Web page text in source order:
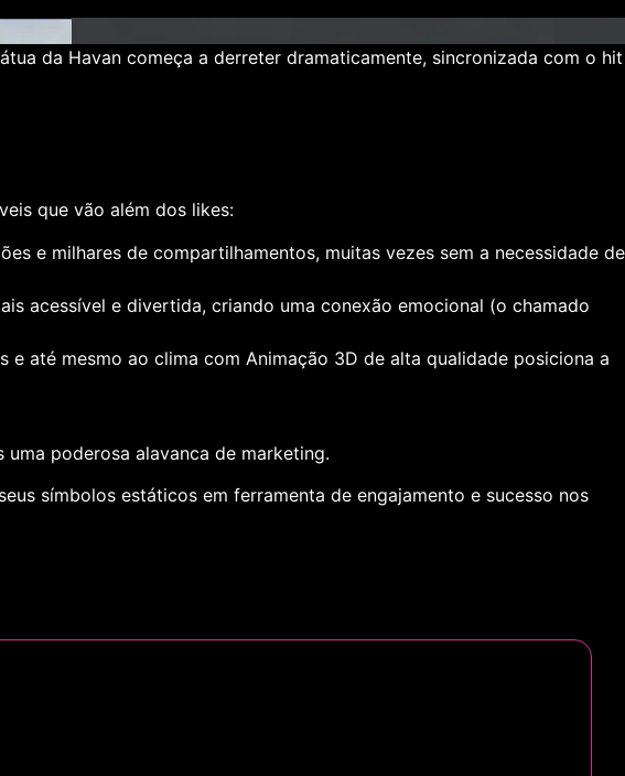
da Havan começa a derreter dramaticamente, sincronizada com o hit
que vão além dos likes:
e milhares de compartilhamentos, muitas vezes sem a necessidade de
acessível e divertida, criando uma conexão emocional (o chamado
e até mesmo ao clima com Animação 3D de alta qualidade posiciona a
poderosa alavanca de marketing.
símbolos estáticos em ferramenta de engajamento e sucesso nos